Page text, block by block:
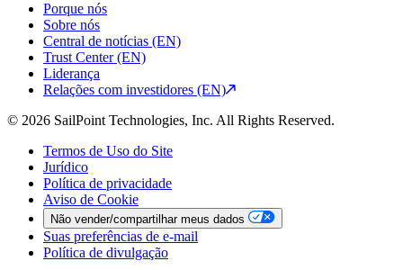
Porque nós
Sobre nós
Central de notícias (EN)
Trust Center (EN)
Liderança
Relações com investidores (EN)
© 2026 SailPoint Technologies, Inc. All Rights Reserved.
Termos de Uso do Site
Jurídico
Política de privacidade
Aviso de Cookie
Não vender/compartilhar meus dados
Suas preferências de e-mail
Política de divulgação